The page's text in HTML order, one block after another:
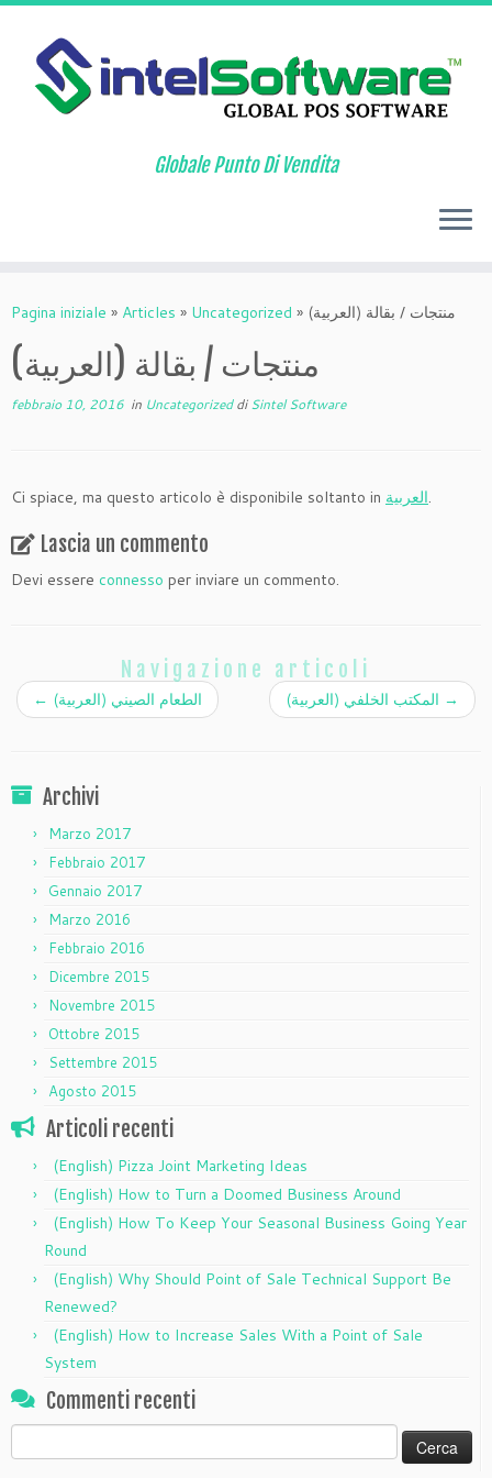
Globale Punto Di Vendita
Pagina iniziale » Articles » Uncategorized » (العربية) منتجات / بقالة
(العربية) منتجات / بقالة
febbraio 10, 2016 in UncategorizeddiSintel Software
Ci spiace, ma questo articolo è disponibile soltanto in العربية.
Lascia un commento
Devi essere connesso per inviare un commento.
Navigazione articoli
← (العربية) الطعام الصيني →
Archivi
Marzo 2017
Febbraio 2017
Gennaio 2017
Marzo 2016
Febbraio 2016
Dicembre 2015
Novembre 2015
Ottobre 2015
Settembre 2015
Agosto 2015
Articoli recenti
(English) Pizza Joint Marketing Ideas
(English) How to Turn a Doomed Business Around
(English) How To Keep Your Seasonal Business Going Year
Round
(English) Why Should Point of Sale Technical Support Be
Renewed?
(English) How to Increase Sales With a Point of Sale
System
Commenti recenti
Ricerca
per: